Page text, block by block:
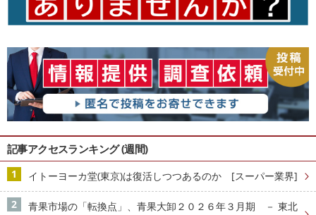
記事アクセスランキング (週間)
イトーヨーカ堂(東京)は復活しつつあるのか [スーパー業界]
青果市場の「転換点」、青果大卸２０２６年３月期 － 東北